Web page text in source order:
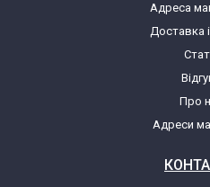
LG F0J5NY4W.ABWQWPL
LG
LG
LG F0J5QN3W.ABWQWPL
Адреса
Доставка
Про
Адреси